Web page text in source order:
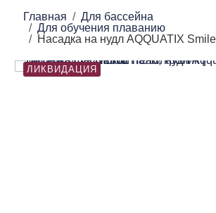
Главная
Для бассейна
Для обучения плаванию
Насадка на нудл AQQUATIX
ЛИКВИДАЦИЯ